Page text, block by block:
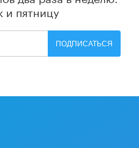
и пятницу
ПОДПИСАТЬСЯ